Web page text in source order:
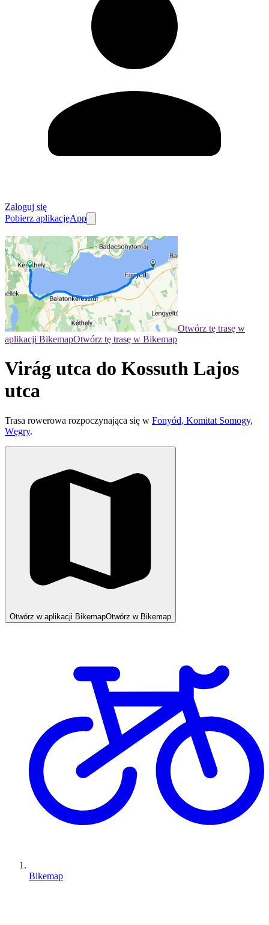
Zaloguj się
Pobierz aplikacjęApp
Otwórz tę trasę w
aplikacji BikemapOtwórz tę trasę w Bikemap
Virág utca do Kossuth Lajos
utca
Trasa rowerowa rozpoczynająca się w Fonyód, Komitat Somogy,
Węgry.
Otwórz w aplikacji BikemapOtwórz w Bikemap
Bikemap